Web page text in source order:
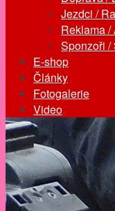
Jezdci /
Reklama /
Sponzoři /
E-shop
Články
Fotogalerie
Video